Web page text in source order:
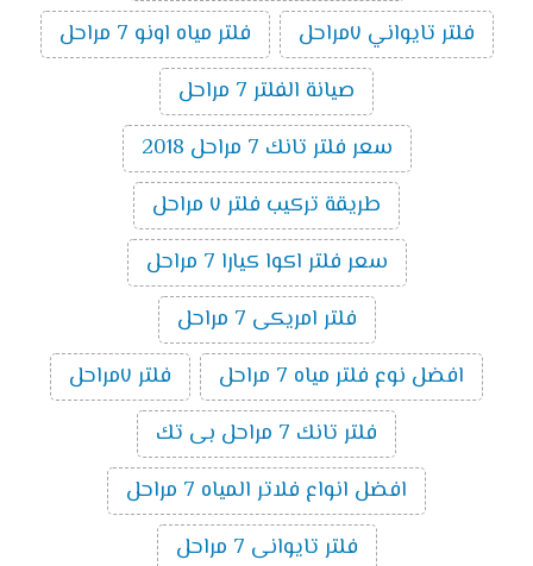
فلتر تايواني ٧مراحل
فلتر مياه اونو 7 مراحل
صيانة الفلتر 7 مراحل
سعر فلتر تانك 7 مراحل 2018
طريقة تركيب فلتر ٧ مراحل
سعر فلتر اكوا كيارا 7 مراحل
فلتر امريكى 7 مراحل
افضل نوع فلتر مياه 7 مراحل
فلتر ٧مراحل
فلتر تانك 7 مراحل بى تك
افضل انواع فلاتر المياه 7 مراحل
فلتر تايوانى 7 مراحل